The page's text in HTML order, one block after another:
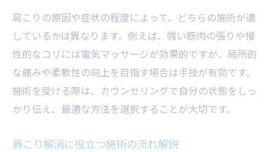
肩こりの原因や症状の程度によって、どちらの施術が適
しているかは異なります。例えば、強い筋肉の張りや慢
性的なコリには電気マッサージが効果的ですが、局所的
な痛みや柔軟性の向上を目指す場合は手技が有効です。
施術を受ける際は、カウンセリングで自分の状態をしっ
かり伝え、最適な方法を選択することが大切です。
肩こり解消に役立つ施術の流れ解説